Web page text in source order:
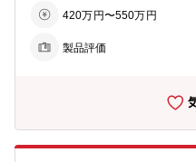
および調査結果のフィードバック など 【製品分野】 医
GC、NMR、IR、UV、ICP など
420万円〜550万円
製品評価